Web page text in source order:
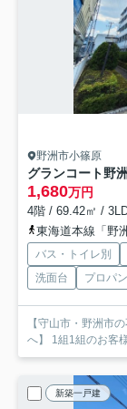
野洲市小篠原
グランコート野
1,680万円
4階 / 69.42㎡ /
東海道本線「野
バス・トイレ別
洗面台
プロパ
【守山市・野洲市
へ】 1組1組のお客
新築一戸建